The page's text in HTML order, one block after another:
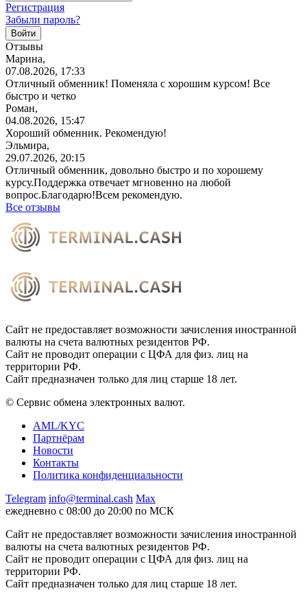
Регистрация
Забыли пароль?
Отзывы
Марина,
07.08.2026, 17:33
Отличный обменник! Поменяла с хорошим курсом! Все
быстро и четко
Роман,
04.08.2026, 15:47
Хороший обменник. Рекомендую!
Эльмира,
29.07.2026, 20:15
Отличный обменник, довольно быстро и по хорошему
курсу.Поддержка отвечает мгновенно на любой
вопрос.Благодарю!Всем рекомендую.
Все отзывы
Сайт не предоставляет возможности зачисления иностранной
валюты на счета валютных резидентов РФ.
Сайт не проводит операции с ЦФА для физ. лиц на
территории РФ.
Сайт предназначен только для лиц старше 18 лет.
© Сервис обмена электронных валют.
AML/KYC
Партнёрам
Новости
Контакты
Политика конфиденциальности
Telegram info@terminal.cash Max
ежедневно с 08:00 до 20:00 по МСК
Сайт не предоставляет возможности зачисления иностранной
валюты на счета валютных резидентов РФ.
Сайт не проводит операции с ЦФА для физ. лиц на
территории РФ.
Сайт предназначен только для лиц старше 18 лет.